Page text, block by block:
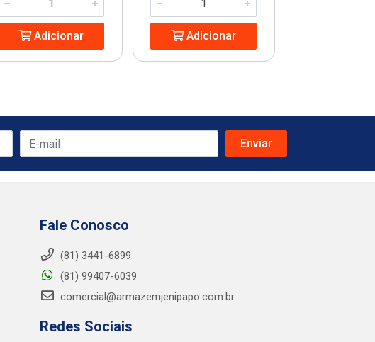
Adicionar Adicionar
Fale Conosco
(81) 3441-6899
(81) 99407-6039
comercial@armazemjenipapo.com.br
Redes Sociais